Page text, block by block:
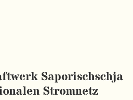
Saporischschja
Stromnetz